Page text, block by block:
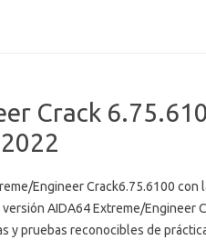
Crack
Engineer Crack6.75.6100 con
AIDA64 Extreme/Engineer
y pruebas reconocibles de